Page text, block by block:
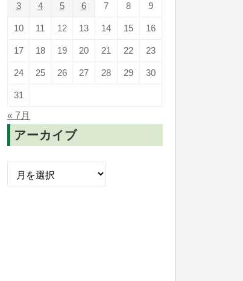
3 4 5 6 7 8 9
10 11 12 13 14 15 16
17 18 19 20 21 22 23
24 25 26 27 28 29 30
31
« 7月
アーカイブ
ー